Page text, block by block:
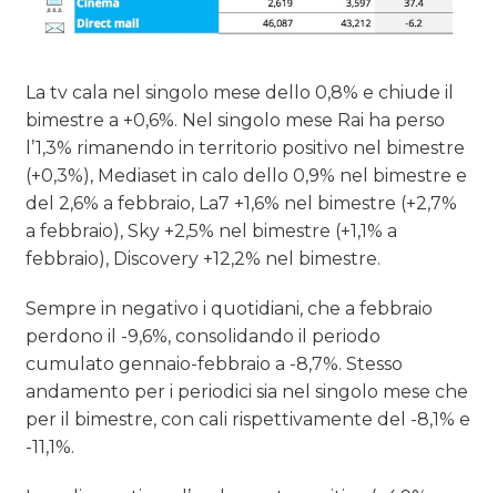
La tv cala nel singolo mese dello 0,8% e chiude il
bimestre a +0,6%. Nel singolo mese Rai ha perso
l’1,3% rimanendo in territorio positivo nel bimestre
(+0,3%), Mediaset in calo dello 0,9% nel bimestre e
del 2,6% a febbraio, La7 +1,6% nel bimestre (+2,7%
a febbraio), Sky +2,5% nel bimestre (+1,1% a
febbraio), Discovery +12,2% nel bimestre.
Sempre in negativo i quotidiani, che a febbraio
perdono il -9,6%, consolidando il periodo
cumulato gennaio-febbraio a -8,7%. Stesso
andamento per i periodici sia nel singolo mese che
per il bimestre, con cali rispettivamente del -8,1% e
-11,1%.